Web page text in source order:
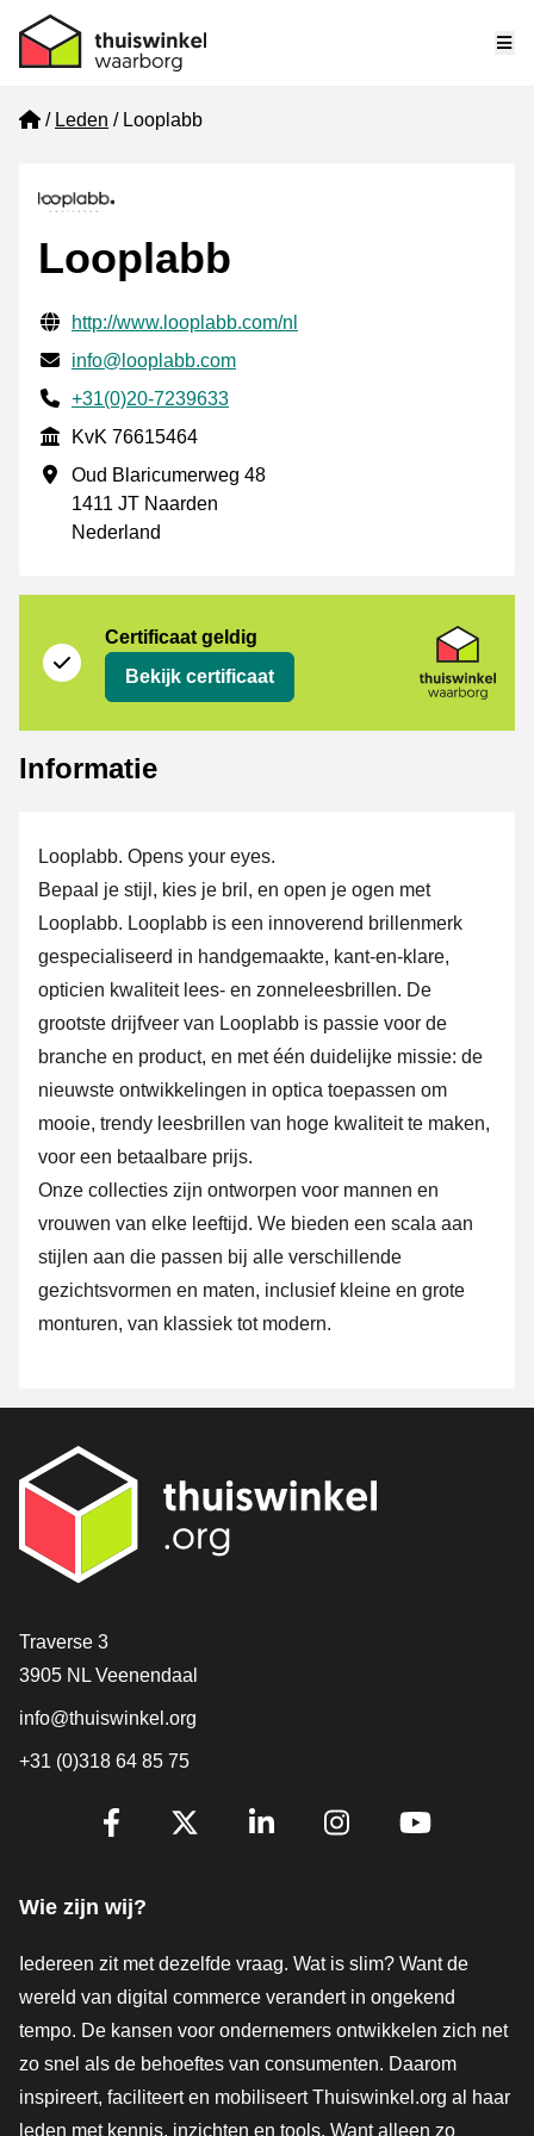
Home
Leden Looplabb
Looplabb
Gecontroleerde contactgegevens
Website URL
http://www.looplabb.com/nl
E-mail
info@looplabb.com
Telefoonnummer
+31(0)20-7239633
KvK
KvK 76615464
Vestigingsadres
Oud Blaricumerweg 48
1411 JT Naarden
Nederland
Certificaat geldig
Bekijk certificaat
Informatie
Looplabb. Opens your eyes.
Bepaal je stijl, kies je bril, en open je ogen met
Looplabb. Looplabb is een innoverend brillenmerk
gespecialiseerd in handgemaakte, kant-en-klare,
opticien kwaliteit lees- en zonneleesbrillen. De
grootste drijfveer van Looplabb is passie voor de
branche en product, en met één duidelijke missie: de
nieuwste ontwikkelingen in optica toepassen om
mooie, trendy leesbrillen van hoge kwaliteit te maken,
voor een betaalbare prijs.
Onze collecties zijn ontworpen voor mannen en
vrouwen van elke leeftijd. We bieden een scala aan
stijlen aan die passen bij alle verschillende
gezichtsvormen en maten, inclusief kleine en grote
monturen, van klassiek tot modern.
Contact
Traverse 3
3905 NL Veenendaal
info@thuiswinkel.org
+31 (0)318 64 85 75
Volg je ons al?
Wie zijn wij?
Iedereen zit met dezelfde vraag. Wat is slim? Want de
wereld van digital commerce verandert in ongekend
tempo. De kansen voor ondernemers ontwikkelen zich net
zo snel als de behoeftes van consumenten. Daarom
inspireert, faciliteert en mobiliseert Thuiswinkel.org al haar
leden met kennis, inzichten en tools. Want alleen zo